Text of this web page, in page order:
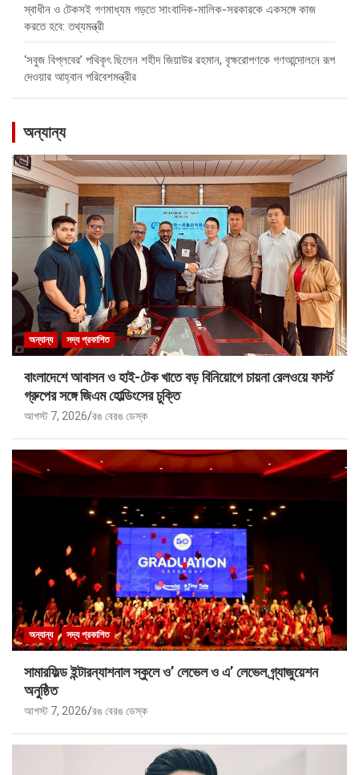
স্বাধীন ও টেকসই গণমাধ্যম গড়তে সাংবাদিক-মালিক-সরকারকে একসঙ্গে কাজ
করতে হবে: তথ্যমন্ত্রী
‘সবুজ বিপ্লবের’ পথিকৃৎ ছিলেন শহীদ জিয়াউর রহমান, বৃক্ষরোপণকে গণআন্দোলনে রূপ
দেওয়ার আহ্বান পরিবেশমন্ত্রীর
অন্যান্য
অন্যান্য সদ্য প্রকাশিত
বাংলাদেশে আবাসন ও হাই-টেক খাতে বড় বিনিয়োগে চায়না রেলওয়ে ফার্স্ট
গ্রুপের সঙ্গে জিএম হোল্ডিংসের চুক্তি
আগস্ট 7, 2026 রঙ বেরঙ ডেস্ক
অন্যান্য সদ্য প্রকাশিত
সামারফিল্ড ইন্টারন্যাশনাল স্কুলে ও’ লেভেল ও এ’ লেভেল গ্র্যাজুয়েশন
অনুষ্ঠিত
আগস্ট 7, 2026 রঙ বেরঙ ডেস্ক